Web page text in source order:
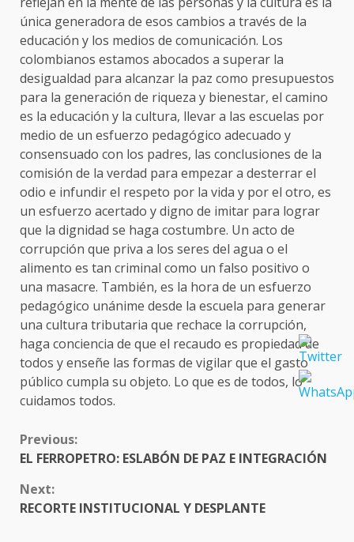
única generadora de esos cambios a través de la
educación y los medios de comunicación. Los
colombianos estamos abocados a superar la
desigualdad para alcanzar la paz como presupuestos
para la generación de riqueza y bienestar, el camino
es la educación y la cultura, llevar a las escuelas por
medio de un esfuerzo pedagógico adecuado y
consensuado con los padres, las conclusiones de la
comisión de la verdad para empezar a desterrar el
odio e infundir el respeto por la vida y por el otro, es
un esfuerzo acertado y digno de imitar para lograr
que la dignidad se haga costumbre. Un acto de
corrupción que priva a los seres del agua o el
alimento es tan criminal como un falso positivo o
una masacre. También, es la hora de un esfuerzo
pedagógico unánime desde la escuela para generar
una cultura tributaria que rechace la corrupción,
haga conciencia de que el recaudo es propiedad de
todos y enseñe las formas de vigilar que el gasto
público cumpla su objeto. Lo que es de todos, lo
cuidamos todos.
CONTINUE
READING
Previous:
EL FERROPETRO: ESLABÓN DE PAZ E INTEGRACIÓN
Next:
RECORTE INSTITUCIONAL Y DESPLANTE